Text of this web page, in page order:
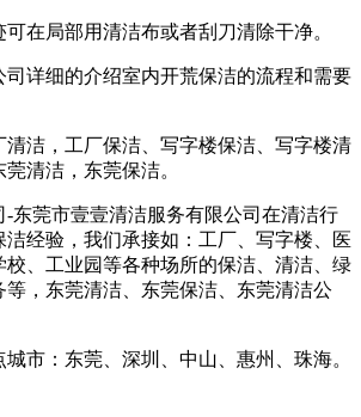
在局部用清洁布或者刮刀清除干净。
司详细的介绍室内开荒保洁的流程和需要
清洁，工厂保洁、写字楼保洁、写字楼清
清洁，东莞保洁。
-东莞市壹壹清洁服务有限公司在清洁行
洁经验，我们承接如：工厂、写字楼、医
校、工业园等各种场所的保洁、清洁、绿
等，东莞清洁、东莞保洁、东莞清洁公
市：东莞、深圳、中山、惠州、珠海。